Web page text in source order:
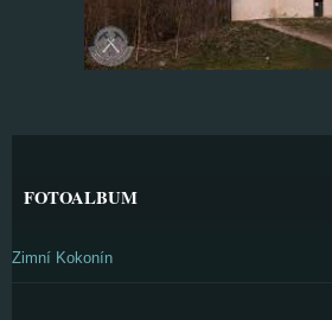
FOTOALBUM
Zimní Kokonín